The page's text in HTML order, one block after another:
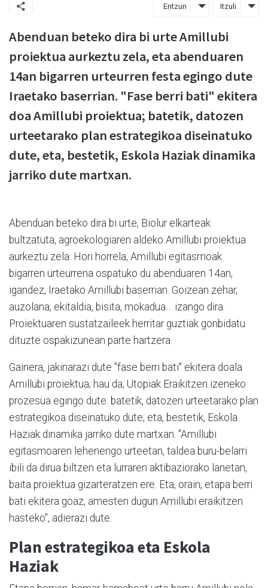
Entzun Itzuli
Abenduan beteko dira bi urte Amillubi
proiektua aurkeztu zela, eta abenduaren
14an bigarren urteurren festa egingo dute
Iraetako baserrian. "Fase berri bati" ekitera
doa Amillubi proiektua; batetik, datozen
urteetarako plan estrategikoa diseinatuko
dute, eta, bestetik, Eskola Haziak dinamika
jarriko dute martxan.
Abenduan beteko dira bi urte, Biolur elkarteak
bultzatuta, agroekologiaren aldeko Amillubi proiektua
aurkeztu zela. Hori horrela, Amillubi egitasmoak
bigarren urteurrena ospatuko du abenduaren 14an,
igandez, Iraetako Amillubi baserrian. Goizean zehar,
auzolana, ekitaldia, bisita, mokadua… izango dira.
Proiektuaren sustatzaileek herritar guztiak gonbidatu
dituzte ospakizunean parte hartzera.
Gainera, jakinarazi dute "fase berri bati" ekitera doala
Amillubi proiektua; hau da, Utopiak Eraikitzen izeneko
prozesua egingo dute: batetik, datozen urteetarako plan
estrategikoa diseinatuko dute; eta, bestetik, Eskola
Haziak dinamika jarriko dute martxan. "Amillubi
egitasmoaren lehenengo urteetan, taldea buru-belarri
ibili da dirua biltzen eta lurraren aktibaziorako lanetan,
baita proiektua gizarteratzen ere. Eta, orain, etapa berri
bati ekitera goaz, amesten dugun Amillubi eraikitzen
hasteko", adierazi dute.
Plan estrategikoa eta Eskola
Haziak